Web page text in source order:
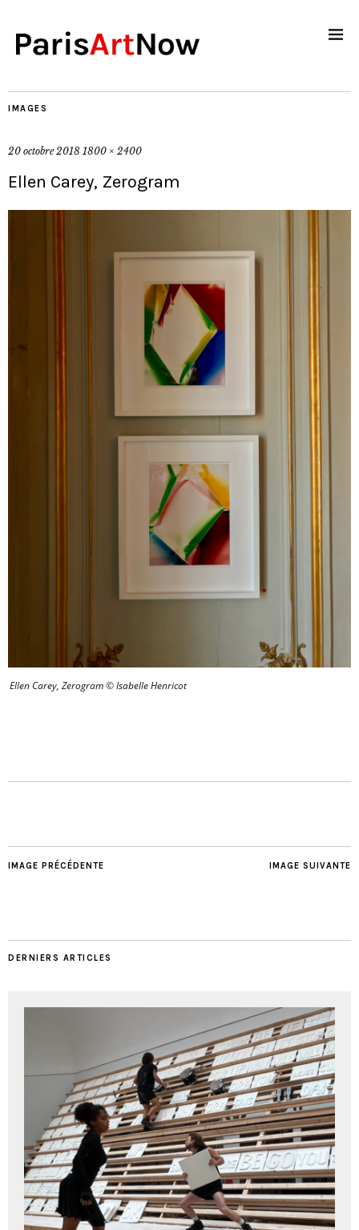
IMAGES
20 octobre 2018 1800 × 2400
Ellen Carey, Zerogram
Ellen Carey, Zerogram © Isabelle Henricot
IMAGE SUIVANTE
IMAGE PRÉCÉDENTE
DERNIERS ARTICLES